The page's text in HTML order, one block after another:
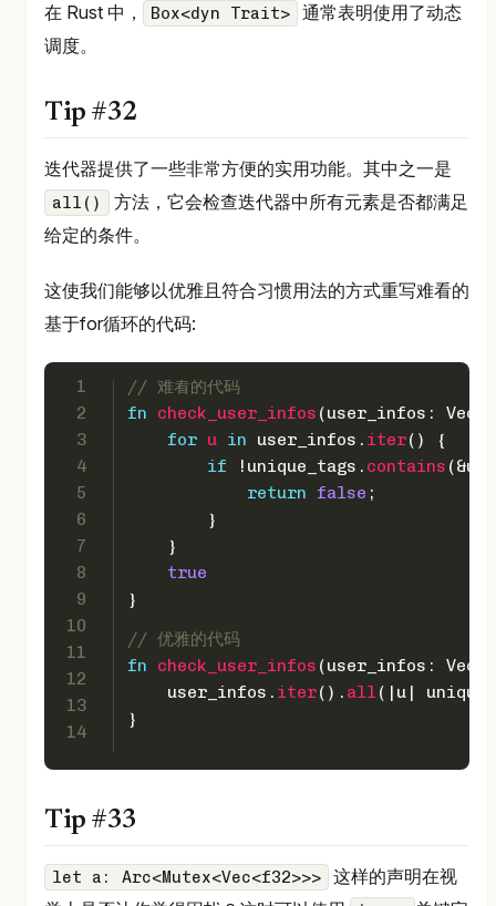
在 Rust 中， Box<dyn Trait>
通常表明使用了动态
调度。
Tip #32
迭代器提供了一些非常方便的实用功能。其中之一是
all()
方法，它会检查迭代器中所有元素是否都满足
给定的条件。
这使我们能够以优雅且符合习惯用法的方式重写难看的
基于for循环的代码:
1
2
3
4
5
6
7
8
9
10
11
12
13
14
// 难看的代码
fn
check_user_infos (user_infos: Vec
for u in user_infos. iter() {
if !unique_tags. contains
return
false ;
        }
    }
true
}
// 优雅的代码
fn
check_user_infos (user_infos: Vec
    user_infos.
iter(). all(|u|
}
Tip #33
let a: Arc<Mutex<Vec<f32>>>
这样的声明在视